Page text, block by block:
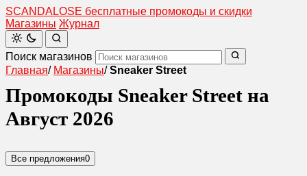
SCANDALOSE бесплатные промокоды и скидки
Магазины Журнал
Поиск магазинов
Главная/ Магазины/ Sneaker Street
Промокоды Sneaker Street на
Август 2026
Все предложения0